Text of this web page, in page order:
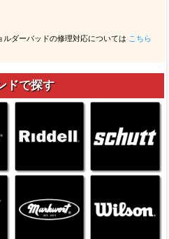
ダーパッドの修理対応については こちら
ドで探す